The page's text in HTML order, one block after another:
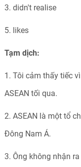
3. didn't realise
5. likes 6.
Tạm dịch:
1. Tôi cảm thấy tiếc
ASEAN tối qua.
2. ASEAN là một tổ
Đông Nam Á.
3. Ông không nhận